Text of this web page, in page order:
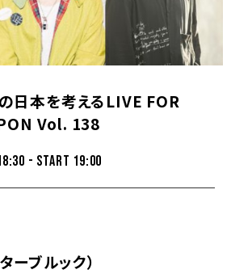
日本を考えるLIVE FOR
Vol. 138
- START 19:00
ーブルック）